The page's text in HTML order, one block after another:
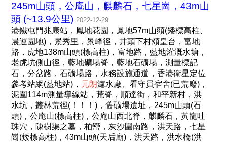
245m山頭，公庵山，麒麟石，七星崗，43m山
頭 (~13.9公里) 2022-12-29
港鐵屯門兆康站，鳳地花園，鳳地57m山頭(矮標高柱、
晨運園地)，景秀里，景峰徑，井頭下村頌皇台，富地
路，虎地138m山頭(標高柱)，富地路，藍地灌溉水塘，
老虎坑側山徑，藍地礦場脊，藍地石礦場，測量標記
石，分岔路，石礦場路，水務設施通道，香港衛星定位
參考站網(藍地站)， 元朗濾水廠、看守員宿舍(已荒廢)，
泥圍114m測量導線站，荒脊，順達街，和平新村，洪
水坑，叢林荒徑(！！！)，舊礦場遺址，245m山頭(石
頭)，公庵山(標高柱)，公庵山西北脊，麒麟石，黃龍吐
珠穴，陳樹渠之墓，柏巒，灰沙圍南路，洪天路，七星
崗(矮標高柱)，43m山頭(天后廟)，洪天路，洪水橋(洪